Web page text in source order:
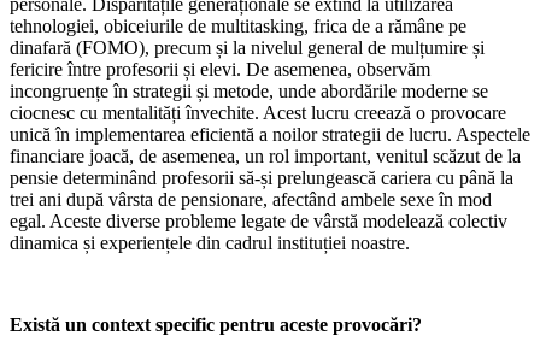
tehnologiei, obiceiurile de multitasking, frica de a rămâne pe
dinafară (FOMO), precum și la nivelul general de mulțumire și
fericire între profesorii și elevi. De asemenea, observăm
incongruențe în strategii și metode, unde abordările moderne se
ciocnesc cu mentalități învechite. Acest lucru creează o provocare
unică în implementarea eficientă a noilor strategii de lucru. Aspectele
financiare joacă, de asemenea, un rol important, venitul scăzut de la
pensie determinând profesorii să-și prelungească cariera cu până la
trei ani după vârsta de pensionare, afectând ambele sexe în mod
egal. Aceste diverse probleme legate de vârstă modelează colectiv
dinamica și experiențele din cadrul instituției noastre.
Există un context specific pentru aceste provocări?